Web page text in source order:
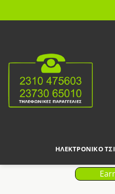
στο
ΗΛΕΚΤΡΟΝΙΚΟ